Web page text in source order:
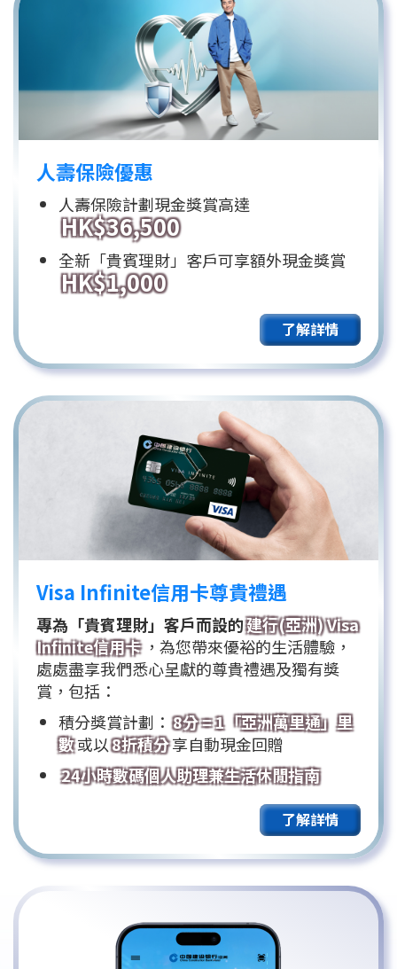
人壽保險優惠
人壽保險計劃現金獎賞高達
HK$36,500
全新「貴賓理財」客戶可享額外現金獎賞
HK$1,000
了解詳情
Visa Infinite信用卡尊貴禮遇
專為「貴賓理財」客戶而設的建行(亞洲) Visa
Infinite信用卡 ，為您帶來優裕的生活體驗，
處處盡享我們悉心呈獻的尊貴禮遇及獨有獎
賞，包括：
積分獎賞計劃： 8分 = 1「亞洲萬里通」里
數或以8折積分享自動現金回贈
24小時數碼個人助理兼生活休閒指南
了解詳情